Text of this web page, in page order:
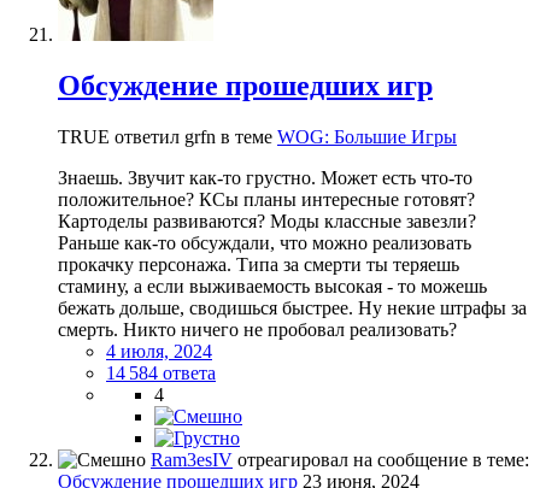
Обсуждение прошедших игр
TRUE ответил grfn в теме WOG: Большие Игры
Знаешь. Звучит как-то грустно. Может есть что-то
положительное? КСы планы интересные готовят?
Картоделы развиваются? Моды классные завезли?
Раньше как-то обсуждали, что можно реализовать
прокачку персонажа. Типа за смерти ты теряешь
стамину, а если выживаемость высокая - то можешь
бежать дольше, сводишься быстрее. Ну некие штрафы за
смерть. Никто ничего не пробовал реализовать?
4 июля, 2024
14 584 ответа
4
Ram3esIV отреагировал на сообщение в теме:
Обсуждение прошедших игр 23 июня, 2024